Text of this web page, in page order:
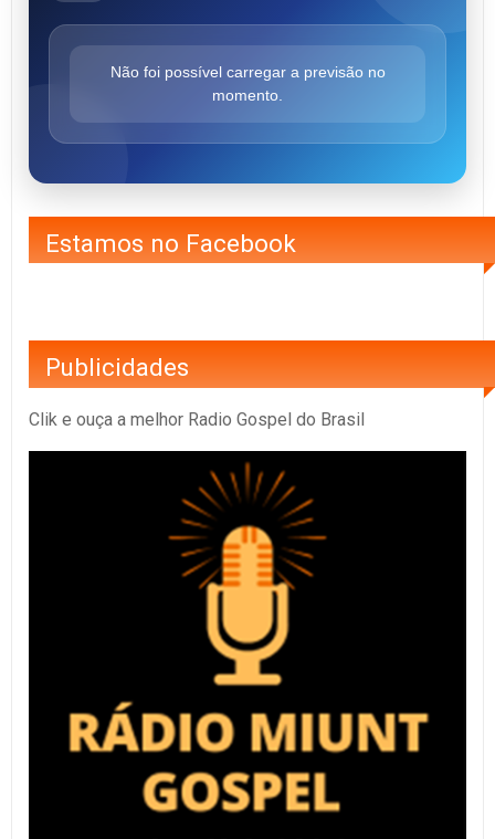
Não foi possível carregar a previsão no
momento.
Estamos no Facebook
Publicidades
Clik e ouça a melhor Radio Gospel do Brasil